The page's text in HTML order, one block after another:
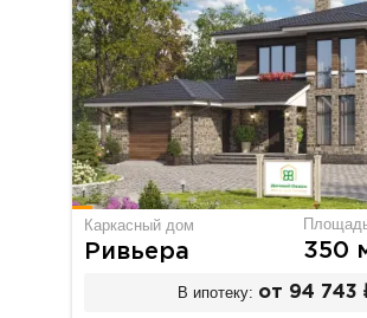
Каркасный дом
Ривьера 350
В ипотеку: от 94 743